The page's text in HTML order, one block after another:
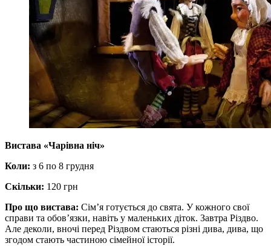
Вистава «Чарівна ніч»
Коли: з 6 по 8 грудня
Скільки: 120 грн
Про що вистава: Сім’я готується до свята. У кожного свої
справи та обов’язки, навіть у маленьких діток. Завтра Різдво.
Але деколи, вночі перед Різдвом стаються різні дива, дива, що
згодом стають частиною сімейної історії.